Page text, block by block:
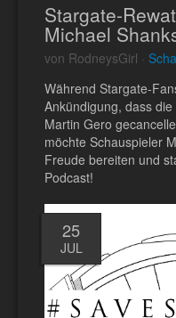
Stargate-
Michael
von RodneysGirl ·
Während Stargate-
Ankündigung, dass
Martin Gero
möchte Schauspieler
Freude bereiten und
Podcast!
25
JUL